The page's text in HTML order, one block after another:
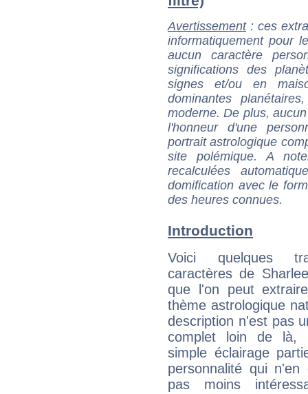
Avertissement: ces
informatiquement pour
aucun caractère
significations des
signes et/ou en
dominantes
moderne. De plus,
l'honneur d'une
portrait astrologique
site polémique. A
recalculées
domification avec le
des heures connues.
Introduction
Voici quelques
caractères de
que l'on peut
thème astrologique
description n'est pas
complet loin de là,
simple éclairage
personnalité qui n'en
pas moins